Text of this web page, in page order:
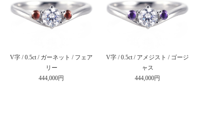
V字 / 0.5ct / ガーネット / フェア
リー
444,000円
V字 / 0.5ct / アメジスト / ゴージ
ャス
444,000円